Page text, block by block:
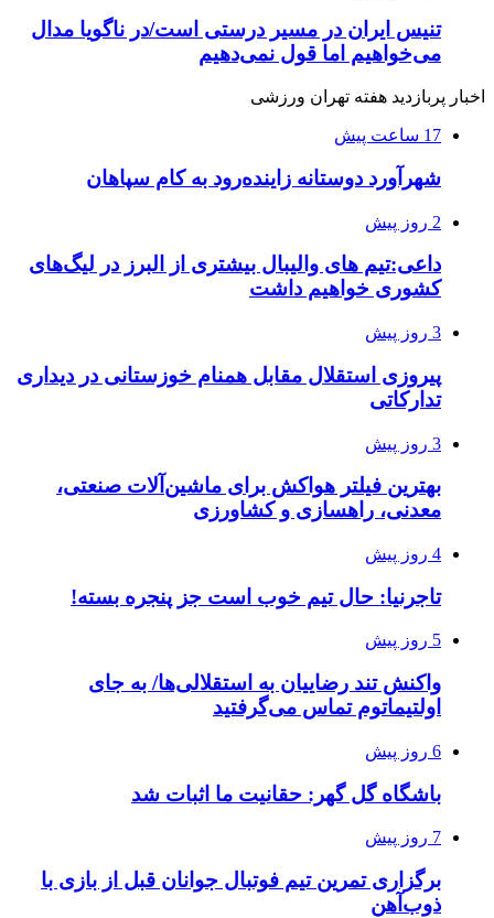
تنیس ایران در مسیر درستی است/در ناگویا مدال
می‌خواهیم اما قول نمی‌دهیم
اخبار پربازدید هفته تهران ورزشی
17 ساعت پیش
شهرآورد دوستانه زاینده‌رود به کام سپاهان
2 روز پیش
داعی:تیم های والیبال بیشتری از البرز در لیگ‌های
کشوری خواهیم داشت
3 روز پیش
پیروزی استقلال مقابل همنام خوزستانی در دیداری
تدارکاتی
3 روز پیش
بهترین فیلتر هواکش برای ماشین‌آلات صنعتی،
معدنی، راهسازی و کشاورزی
4 روز پیش
تاجرنیا: حال تیم خوب است جز پنجره بسته!
5 روز پیش
واکنش تند رضاییان به استقلالی‌ها/ به جای
اولتیماتوم تماس می‌گرفتید
6 روز پیش
باشگاه گل گهر: حقانیت ما اثبات شد
7 روز پیش
برگزاری تمرین تیم فوتبال جوانان قبل از بازی با
ذوب‌آهن